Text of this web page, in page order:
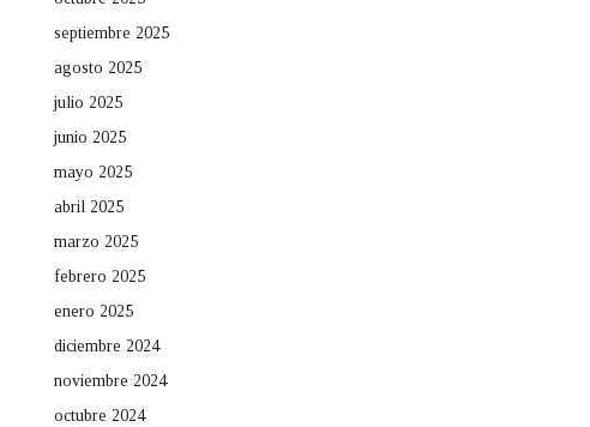
septiembre 2025
agosto 2025
julio 2025
junio 2025
mayo 2025
abril 2025
marzo 2025
febrero 2025
enero 2025
diciembre 2024
noviembre 2024
octubre 2024